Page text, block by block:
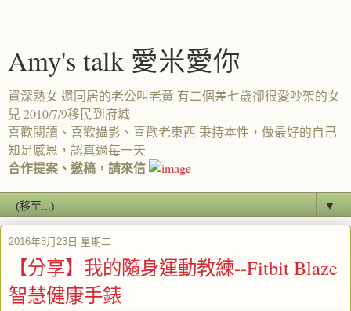
Amy's talk 愛米愛你
資深熟女 還同居的老公叫老黃 有二個差七歲卻很愛吵架的女
兒 2010/7/9移民到府城
喜歡閱讀、喜歡攝影、喜歡老東西 秉持本性，做最好的自己
知足感恩，認真過每一天
合作提案、邀稿，請來信
▼
2016年8月23日 星期二
【分享】我的隨身運動教練--Fitbit Blaze
智慧健康手錶